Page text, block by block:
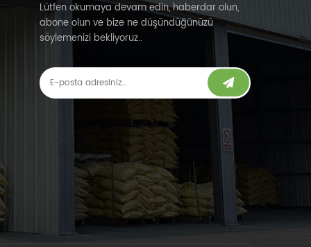
Lütfen okumaya devam edin, haberdar olun,
abone olun ve bize ne düşündüğünüzü
söylemenizi bekliyoruz..